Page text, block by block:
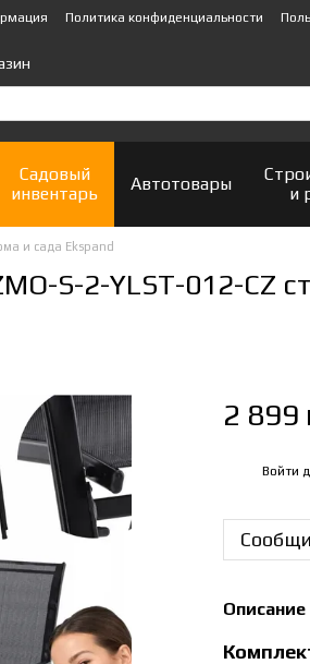
Политика конфиденциальности
Садовый
инвентарь
Автотовары
и
и сада Ekspand
S-2-YLST-012-CZ
2 899
Войти
Описание